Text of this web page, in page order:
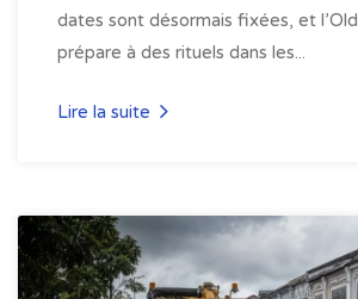
dates sont désormais fixées, et
prépare à des rituels dans les...
Lire la suite